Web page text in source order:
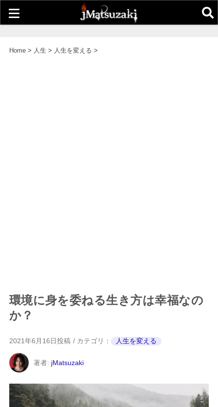
Home> 人生 > 人生を変える >
環境に身を委ねる生き方は幸福なの
か？
2021年6月16日投稿 カテゴリ： 人生を変える
著者: jMatsuzaki